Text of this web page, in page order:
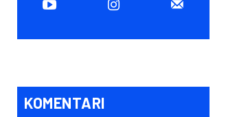
KOMENTARI